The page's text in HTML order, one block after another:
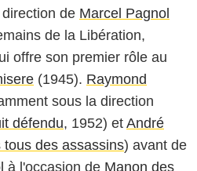
de Marcel Pagnol
de la Libération,
offre son premier rôle au
(1945). Raymond
sous la direction
défendu, 1952) et André
tous des assassins) avant de
à l'occasion de Manon des